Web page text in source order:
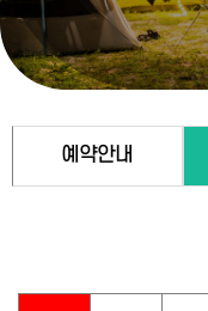
예약안내